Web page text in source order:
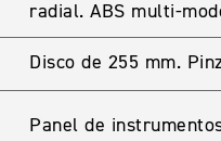
radial. ABS multi-
Disco de 255 mm.
Panel de